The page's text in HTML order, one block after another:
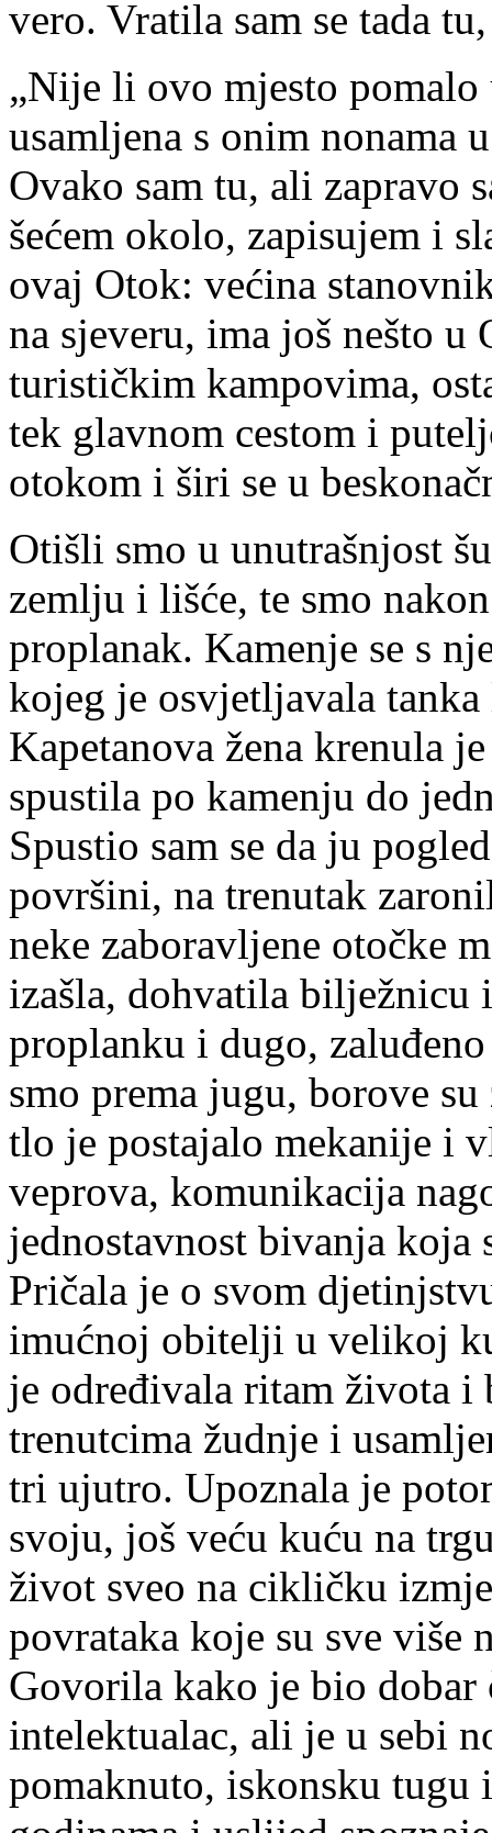
vero. Vratila sam se tada
„Nije li ovo mjesto pomalo
usamljena s onim nonama
Ovako sam tu, ali zapravo
šećem okolo, zapisujem i
ovaj Otok: većina
na sjeveru, ima još nešto
turističkim kampovima,
tek glavnom cestom i
otokom i širi se u
Otišli smo u unutrašnjost
zemlju i lišće, te smo
proplanak. Kamenje se s
kojeg je osvjetljavala
Kapetanova žena krenula
spustila po kamenju do
Spustio sam se da ju
površini, na trenutak
neke zaboravljene otočke
izašla, dohvatila bilježnicu
proplanku i dugo,
smo prema jugu, borove
tlo je postajalo mekanije i
veprova, komunikacija
jednostavnost bivanja koja
Pričala je o svom
imućnoj obitelji u velikoj
je određivala ritam života
trenutcima žudnje i
tri ujutro. Upoznala je
svoju, još veću kuću na
život sveo na cikličku
povrataka koje su sve
Govorila kako je bio
intelektualac, ali je u sebi
pomaknuto, iskonsku tugu